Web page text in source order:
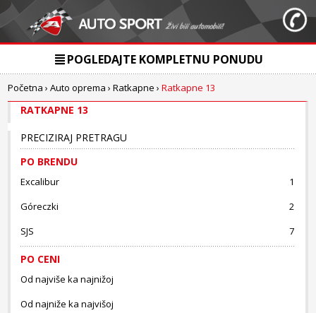
POGLEDAJTE KOMPLETNU PONUDU
Početna ›Auto oprema ›Ratkapne ›Ratkapne 13
RATKAPNE 13
PRECIZIRAJ PRETRAGU
PO BRENDU
Excalibur
1
Góreczki
2
SJS
7
PO CENI
Od najviše ka najnižoj
Od najniže ka najvišoj